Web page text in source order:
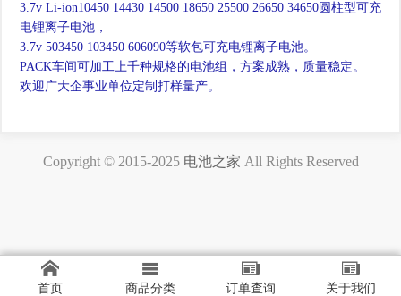
3.7v Li-ion10450 14430 14500 18650 25500 26650 34650圆柱型可充
电锂离子电池，
3.7v 503450 103450 606090等软包可充电锂离子电池。
PACK车间可加工上千种规格的电池组，方案成熟，质量稳定。
欢迎广大企事业单位定制打样量产。
Copyright © 2015-2025 电池之家 All Rights Reserved
首页 商品分类 订单查询 关于我们